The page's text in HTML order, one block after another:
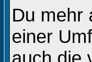
Du mehr
einer